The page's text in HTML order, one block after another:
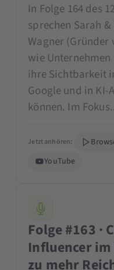
In Folge 164 des
sprechen Sarah
Wagner
wie
ihre Sichtbarkeit
Google und in
können. Im
Jetzt anhören:
YouTube
Folge #163 ·
Influencer
zu mehr